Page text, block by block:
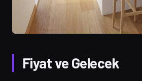
Fiyat ve Gelecek